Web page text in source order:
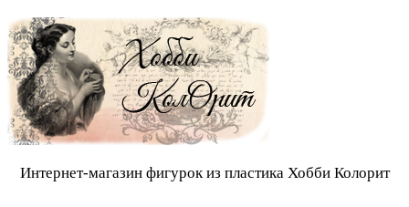
Интернет-магазин фигурок из пластика Хобби Колорит